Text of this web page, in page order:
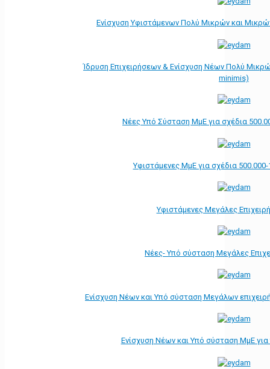
Ενίσχυση Υφιστάμενων Πολύ Μικρών και
Ίδρυση Επιχειρήσεων & Ενίσχυση Νέων Πολύ
minimis)
Νέες Υπό Σύσταση ΜμΕ για σχέδια
Υφιστάμενες ΜμΕ για σχέδια
Υφιστάμενες Μεγάλες
Νέες- Υπό σύσταση Μεγάλες
Ενίσχυση Νέων και Υπό σύσταση Μεγάλων
Ενίσχυση Νέων και Υπό σύσταση ΜμΕ